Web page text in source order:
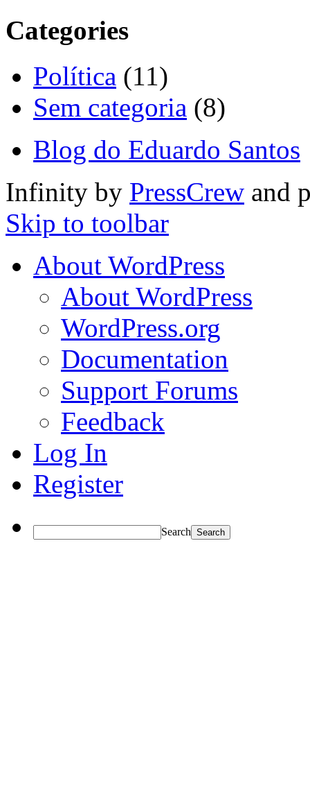
Categories
Política (11)
Sem categoria (8)
Blog do Eduardo Santos
Infinity by PressCrew and
Skip to toolbar
About WordPress
About WordPress
WordPress.org
Documentation
Support Forums
Feedback
Log In
Register
Search